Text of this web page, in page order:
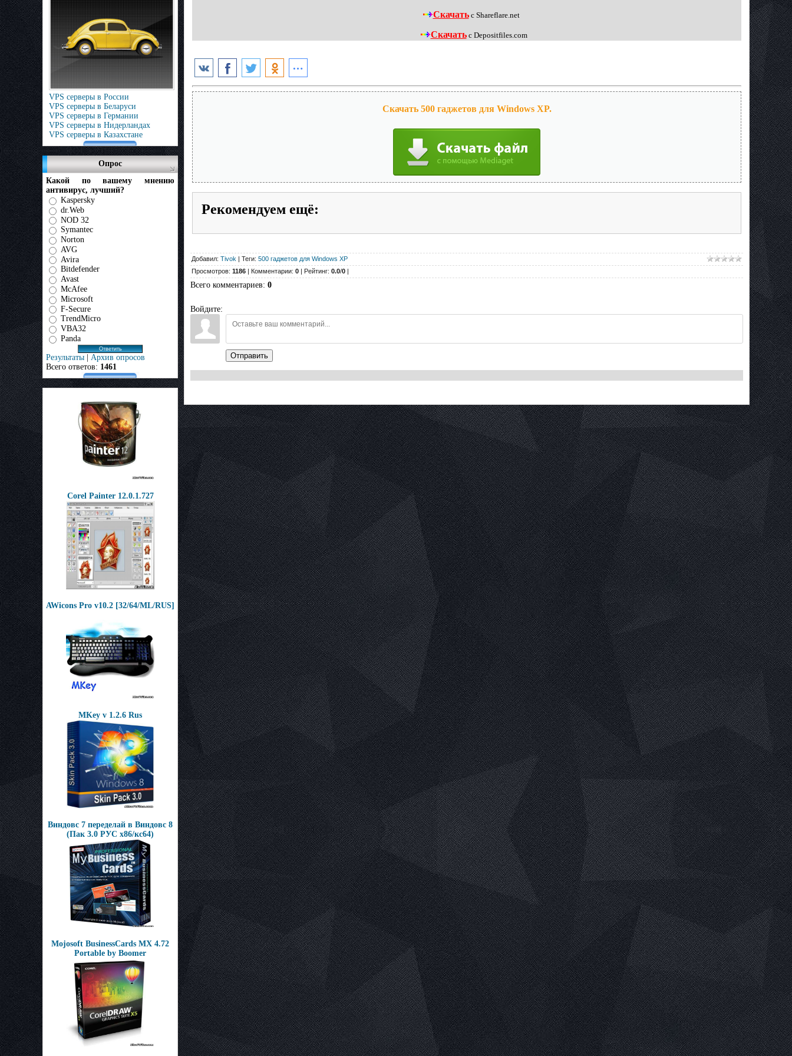
VPS серверы в России
VPS серверы в Беларуси
VPS серверы в Германии
VPS серверы в Нидерландах
VPS серверы в Казахстане
Опрос
Какой по вашему мнению
антивирус, лучший?
Kaspersky
dr.Web
NOD 32
Symantec
Norton
AVG
Avira
Bitdefender
Avast
McAfee
Microsoft
F-Secure
TrendMicro
VBA32
Panda
Результаты | Архив опросов
Всего ответов: 1461
Corel Painter 12.0.1.727
AWicons Pro v10.2 [32/64/ML/RUS]
MKey v 1.2.6 Rus
Виндовс 7 переделай в Виндовс 8
(Пак 3.0 РУС х86/кс64)
Mojosoft BusinessCards MX 4.72
Portable by Boomer
Скачатьс Shareflare.net
Скачатьс Depositfiles.com
Скачать 500 гаджетов для Windows XP.
Рекомендуем ещё:
Добавил: Tivok | Теги: 500 гаджетов для Windows XP
Просмотров: 1186 | Комментарии: 0 | Рейтинг: 0.0/0 |
Всего комментариев: 0
Войдите:
Отправить